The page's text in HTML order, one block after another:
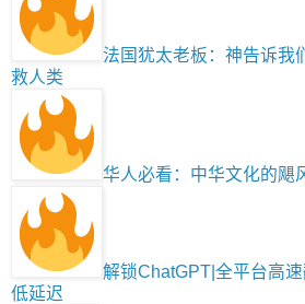
法国犹太老板：神告诉我
救人类
华人必看：中华文化的飓
解锁ChatGPT|全平台高
低延迟